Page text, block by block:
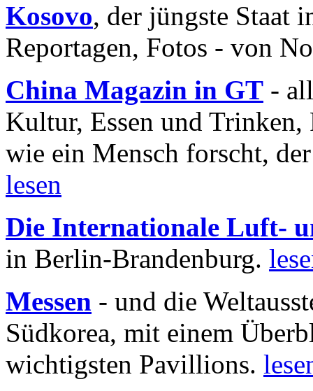
Kosovo, der jüngste Staat
Reportagen, Fotos - von
China Magazin in GT -
Kultur, Essen und
wie ein Mensch forscht,
lesen
Die Internationale Luft-
in Berlin-Brandenburg.
Messen - und die
Südkorea, mit einem
wichtigsten Pavillions.